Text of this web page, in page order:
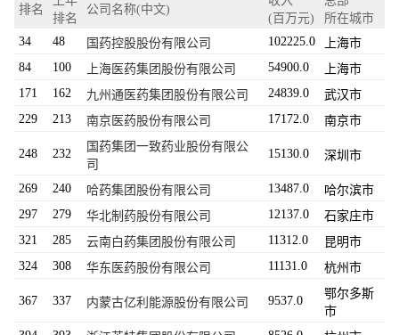
排名
排名
公司名称(中文)
(百万元)
所在城市
34
48 国药控股股份有限公司 102225.0
上海市
84
100 上海医药集团股份有限公司 54900.0
上海市
171
162 九州通医药集团股份有限公司 24839.0
武汉市
229
213 南京医药股份有限公司 17172.0 南京市
248 232
国药集团一致药业股份有限公
司
15130.0 深圳市
269 240 哈药集团股份有限公司 13487.0
哈尔滨市
297
279 华北制药股份有限公司 12137.0
石家庄市
321
285 云南白药集团股份有限公司 11312.0
昆明市
324
308 华东医药股份有限公司 11131.0 杭州市
367 337 内蒙古亿利能源股份有限公司 9537.0
鄂尔多斯
市